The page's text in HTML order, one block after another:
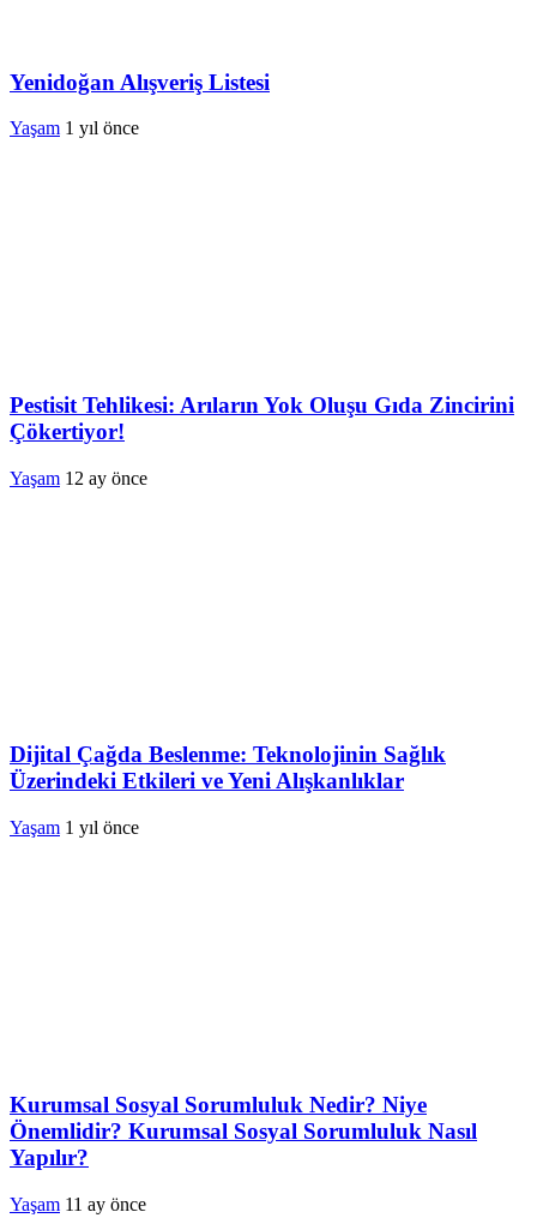
Yenidoğan Alışveriş Listesi
Yaşam 1 yıl önce
Pestisit Tehlikesi: Arıların Yok Oluşu Gıda Zincirini
Çökertiyor!
Yaşam 12 ay önce
Dijital Çağda Beslenme: Teknolojinin Sağlık
Üzerindeki Etkileri ve Yeni Alışkanlıklar
Yaşam 1 yıl önce
Kurumsal Sosyal Sorumluluk Nedir? Niye
Önemlidir? Kurumsal Sosyal Sorumluluk Nasıl
Yapılır?
Yaşam 11 ay önce